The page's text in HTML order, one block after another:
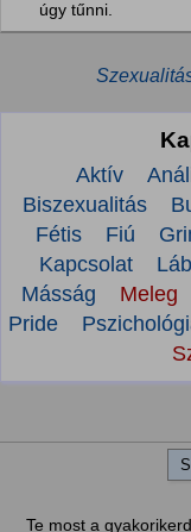
úgy tűnni.
Aktív
Biszexualitás
Fétis
Fiú
Kapcsolat
Másság
Meleg
Pride
Te most a